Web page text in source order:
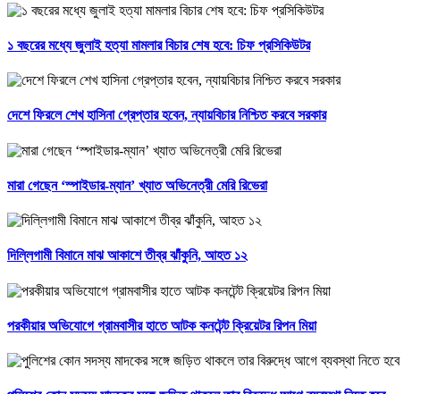
১ বছরের মধ্যে জুলাই হত্যা মামলার বিচার শেষ হবে: চিফ প্রসিকিউটর
দেশে ফিরলে শেখ হাসিনা গ্রেপ্তার হবেন, ন্যায়বিচার নিশ্চিত করবে সরকার
মারা গেছেন ‘স্পাইডার-ম্যান’ খ্যাত অভিনেত্রী মেরি রিভেরা
দিল্লিগামী বিমানে মাঝ আকাশে তীব্র ঝাঁকুনি, আহত ১২
পরকীয়ার অভিযোগে গ্রামবাসীর হাতে আটক কনটেন্ট ক্রিয়েটর রিপন মিয়া